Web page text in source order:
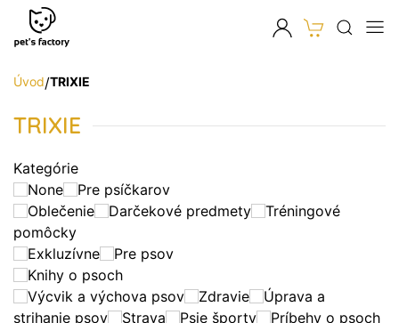
Úvod/TRIXIE
TRIXIE
Kategórie
None
Pre psíčkarov
Oblečenie
Darčekové predmety
Tréningové
pomôcky
Exkluzívne
Pre psov
Knihy o psoch
Výcvik a výchova psov
Zdravie
Úprava a
strihanie psov
Strava Psie športy
Príbehy o psoch